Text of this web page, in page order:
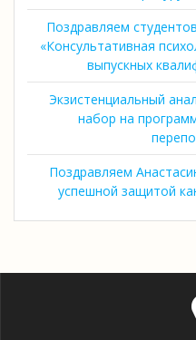
Поздравляем
«Консультативная
выпускных
Экзистенциальный
набор на
Поздравляем
успешной защитой